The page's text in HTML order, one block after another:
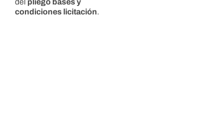
del pliego bases y
condiciones licitación.